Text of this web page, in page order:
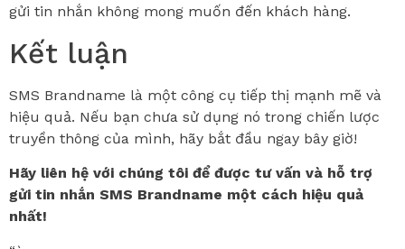
gửi tin nhắn không mong muốn đến khách hàng.
Kết luận
SMS Brandname là một công cụ tiếp thị mạnh mẽ và
hiệu quả. Nếu bạn chưa sử dụng nó trong chiến lược
truyền thông của mình, hãy bắt đầu ngay bây giờ!
Hãy liên hệ với chúng tôi để được tư vấn và hỗ trợ
gửi tin nhắn SMS Brandname một cách hiệu quả
nhất!